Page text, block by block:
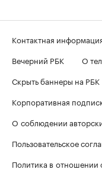
Контактная
Вечерний РБК
О
Скрыть баннеры на РБК
Корпоративная
О соблюдении
Пользовательское
Политика в отношении